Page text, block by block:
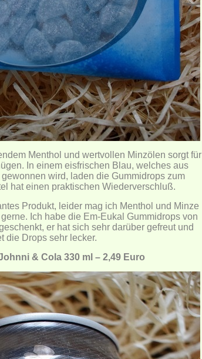
Menthol und wertvollen Minzölen sorgt für
In einem eisfrischen Blau, welches aus
wird, laden die Gummidrops zum
hat einen praktischen Wiederverschluß.
Produkt, leider mag ich Menthol und Minze
Ich habe die Em-Eukal Gummidrops von
er hat sich sehr darüber gefreut und
die Drops sehr lecker.
& Cola 330 ml – 2,49 Euro